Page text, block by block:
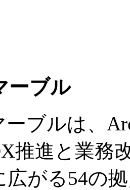
ーブル
ーブルは、
推進と業務
広がる54の